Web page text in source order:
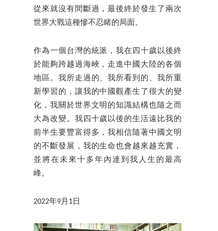
從來就沒有間斷過，最後終於發生了兩次
世界大戰這種慘不忍睹的局面。
作為一個台灣的統派，我在四十歲以後終
於能夠跨越過海峽，走進中國大陸的各個
地區。我所走過的、我所看到的、我所重
新學習的，讓我的中國觀產生了很大的變
化，我關於世界文明的知識結構也隨之而
大為改變。我四十歲以後的生活遠比我的
前半生要豐富得多，我相信隨著中國文明
的不斷發展，我的生命也會越來越充實，
並將在未來十多年內達到我人生的最高
峰。
2022年9月1日